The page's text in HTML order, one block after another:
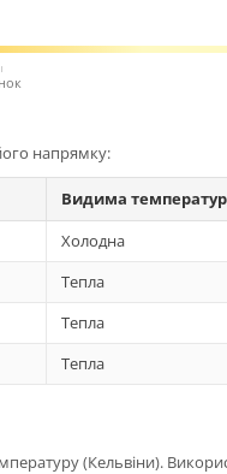
напрямку:
Видима
Холодна
Тепла
Тепла
Тепла
(Кельвіни).